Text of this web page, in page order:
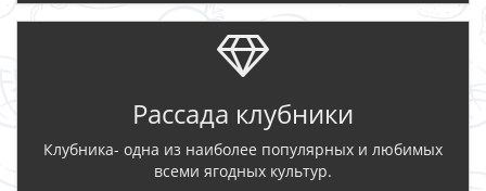
Рассада клубники
Клубника- одна из наиболее популярных и любимых
всеми ягодных культур.